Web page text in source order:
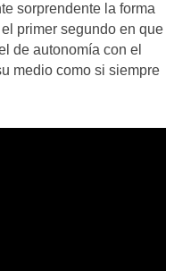
sorprendente la forma
primer segundo en que
de autonomía con el
medio como si siempre